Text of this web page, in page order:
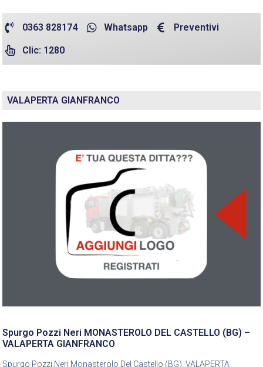
0363 828174 Whatsapp Preventivi
Clic: 1280
VALAPERTA GIANFRANCO
Spurgo Pozzi Neri MONASTEROLO DEL CASTELLO (BG) –
VALAPERTA GIANFRANCO
Spurgo Pozzi Neri Monasterolo Del Castello (BG), VALAPERTA